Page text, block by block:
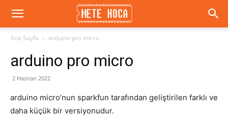
METE
HOCA
Ana Sayfa arduino pro micro
arduino pro micro
2 Haziran 2022
arduino micro’nun sparkfun tarafından geliştirilen farklı ve
daha küçük bir versiyonudur.